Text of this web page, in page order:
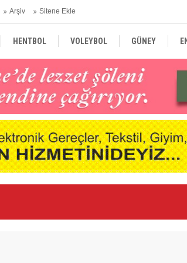
Arşiv Sitene Ekle
HENTBOL VOLEYBOL GÜNEY
DÜNYA
FC